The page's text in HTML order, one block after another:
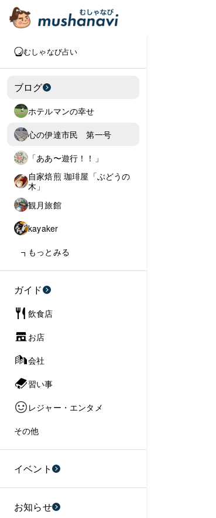
むしゃなび占い
ブログ
ホテルマンの幸せ
心の伊達市民 第一号
「ああ〜遊行！！」
自家焙煎 珈琲屋「ぶどうの
木」
観月旅館
kayaker
もっとみる
ガイド
飲食店
お店
会社
習い事
レジャー・エンタメ
その他
イベント
お知らせ